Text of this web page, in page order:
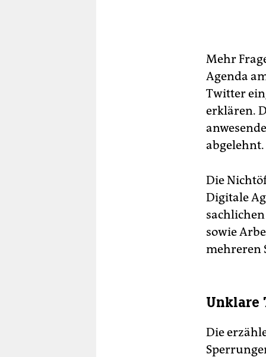
Mehr
Agenda
Twitter
erklären.
abgelehnt.
Die
Digitale
sowie
mehreren
Unklare
Die